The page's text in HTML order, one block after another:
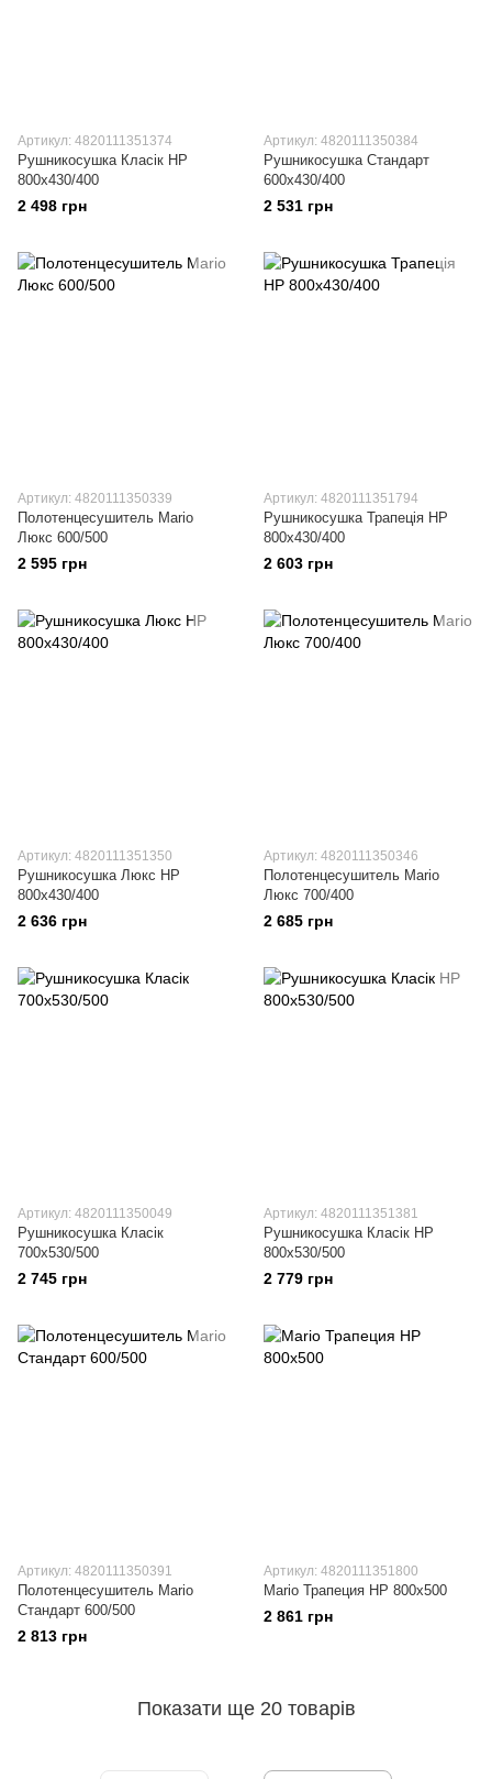
Артикул: 4820111351374
Рушникосушка Класік НР
800х430/400
2 498 грн
Артикул: 4820111350384
Рушникосушка Стандарт
600х430/400
2 531 грн
Артикул: 4820111350339
Полотенцесушитель Mario
Люкс 600/500
2 595 грн
Артикул: 4820111351794
Рушникосушка Трапеція HP
800х430/400
2 603 грн
Артикул: 4820111351350
Рушникосушка Люкс НР
800х430/400
2 636 грн
Артикул: 4820111350346
Полотенцесушитель Mario
Люкс 700/400
2 685 грн
Артикул: 4820111350049
Рушникосушка Класік
700х530/500
2 745 грн
Артикул: 4820111351381
Рушникосушка Класік НР
800х530/500
2 779 грн
Артикул: 4820111350391
Полотенцесушитель Mario
Стандарт 600/500
2 813 грн
Артикул: 4820111351800
Mario Трапеция HP 800x500
2 861 грн
Показати ще 20 товарів